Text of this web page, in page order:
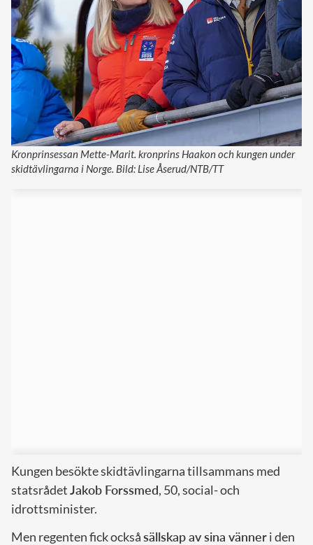
Kronprinsessan Mette-Marit. kronprins Haakon och kungen under
skidtävlingarna i Norge. Bild: Lise Åserud/NTB/TT
Kungen besökte skidtävlingarna tillsammans med
statsrådetJakob Forssmed, 50, social- och
idrottsminister.
Men regenten fick ocksåsällskap av sina vänneri den